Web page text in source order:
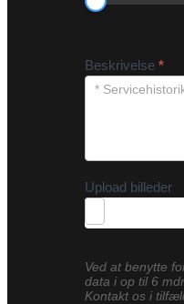
Beskrivelse *
Upload billeder
Ved at benytte
data i op til 6 mdr.
Kontakt os i